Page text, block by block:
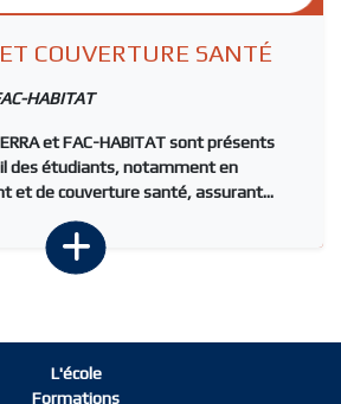
COUVERTURE SANTÉ
HABITAT
etFAC-HABITATsont présents
des étudiants, notamment en
et de couverture santé, assurant...
L'école
Formations